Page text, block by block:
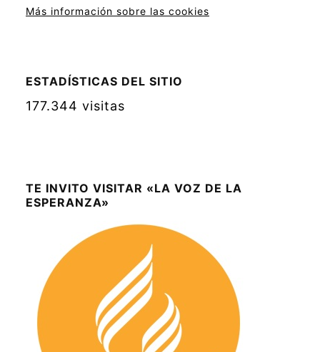
Más información sobre las cookies
ESTADÍSTICAS DEL SITIO
177.344 visitas
TE INVITO VISITAR «LA VOZ DE LA
ESPERANZA»